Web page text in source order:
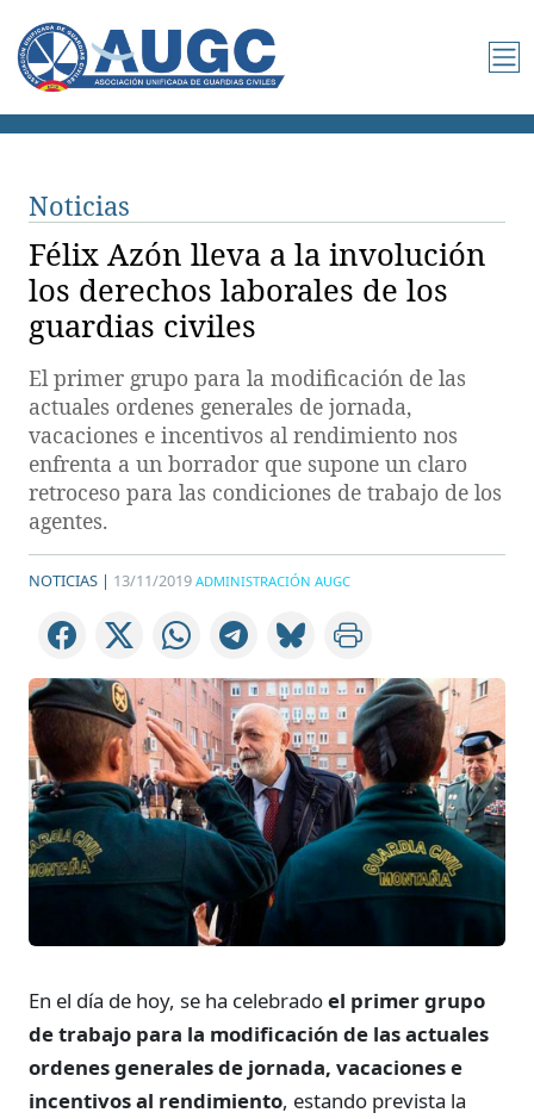
Noticias
Félix Azón lleva a la involución
los derechos laborales de los
guardias civiles
El primer grupo para la modificación de las
actuales ordenes generales de jornada,
vacaciones e incentivos al rendimiento nos
enfrenta a un borrador que supone un claro
retroceso para las condiciones de trabajo de los
agentes.
NOTICIAS | 13/11/2019 ADMINISTRACIÓN AUGC
En el día de hoy, se ha celebradoel primer grupo
de trabajo para la modificación de las actuales
ordenes generales de jornada, vacaciones e
incentivos al rendimiento, estando prevista la